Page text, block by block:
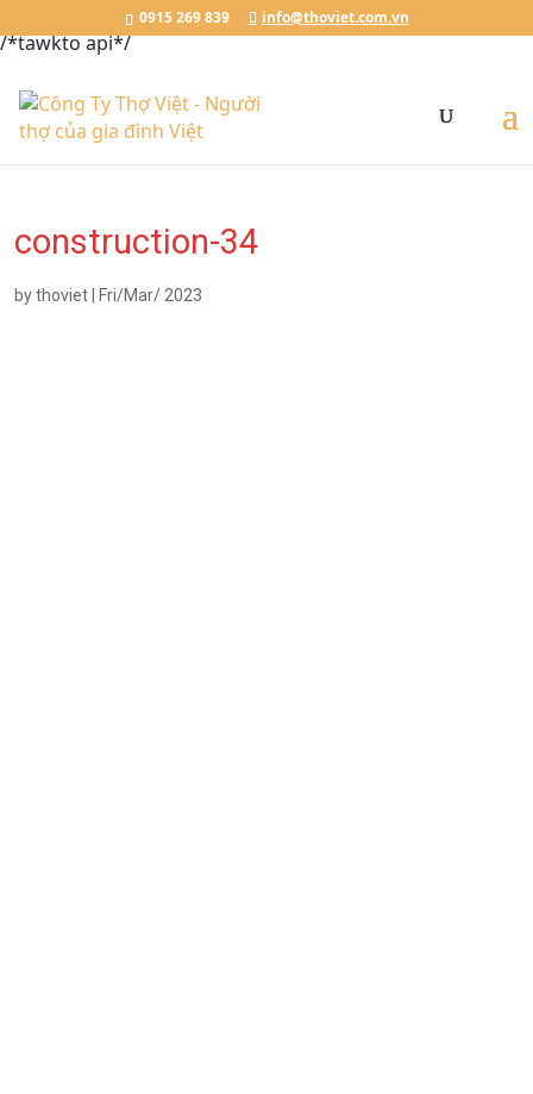
Chat với Thợ Việt0915.269.839
/*tawkto api*/
0915 269 839 info@thoviet.com.vn
construction-34
bythoviet Fri/Mar/ 2023